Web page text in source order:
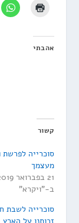
אהבתי
קשור
סוכרייה לפרשת
מעצמך
21 בפברואר 2019
ב-"ויקרא"
סוכרייה לשבת
זכותנו על הארץ